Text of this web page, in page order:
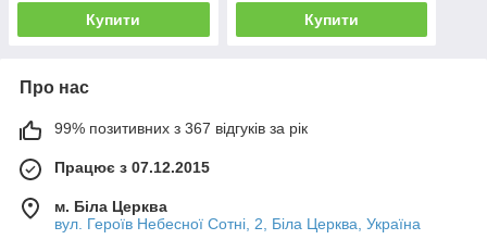
Купити Купити
Про нас
99% позитивних з 367 відгуків за рік
Працює з 07.12.2015
м. Біла Церква
вул. Героїв Небесної Сотні, 2, Біла Церква, Україна